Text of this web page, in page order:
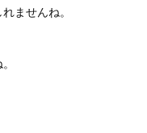
ませんね。